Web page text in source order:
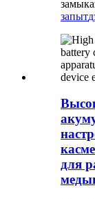
запыт
для